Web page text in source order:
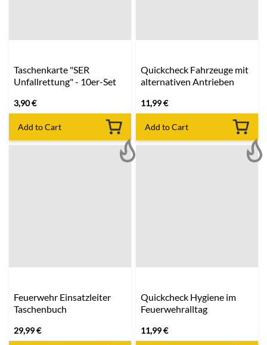
Taschenkarte "SER
Unfallrettung" - 10er-Set
3,90€
Add to Cart
Quickcheck Fahrzeuge mit
alternativen Antrieben
11,99€
Add to Cart
Feuerwehr Einsatzleiter
Taschenbuch
29,99€
Quickcheck Hygiene im
Feuerwehralltag
11,99€